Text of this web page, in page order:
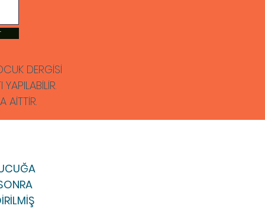
DERGİSİ
AİTTİR.